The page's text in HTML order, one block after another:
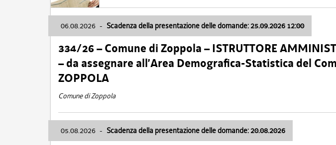
06.08.2026 - Scadenza della presentazione delle domande: 25.09.2026 12:00
334/26 – Comune di Zoppola – ISTRUTTORE
– da assegnare all’Area Demografica-Statistica del
ZOPPOLA
Comune di Zoppola
05.08.2026 - Scadenza della presentazione delle domande: 20.08.2026